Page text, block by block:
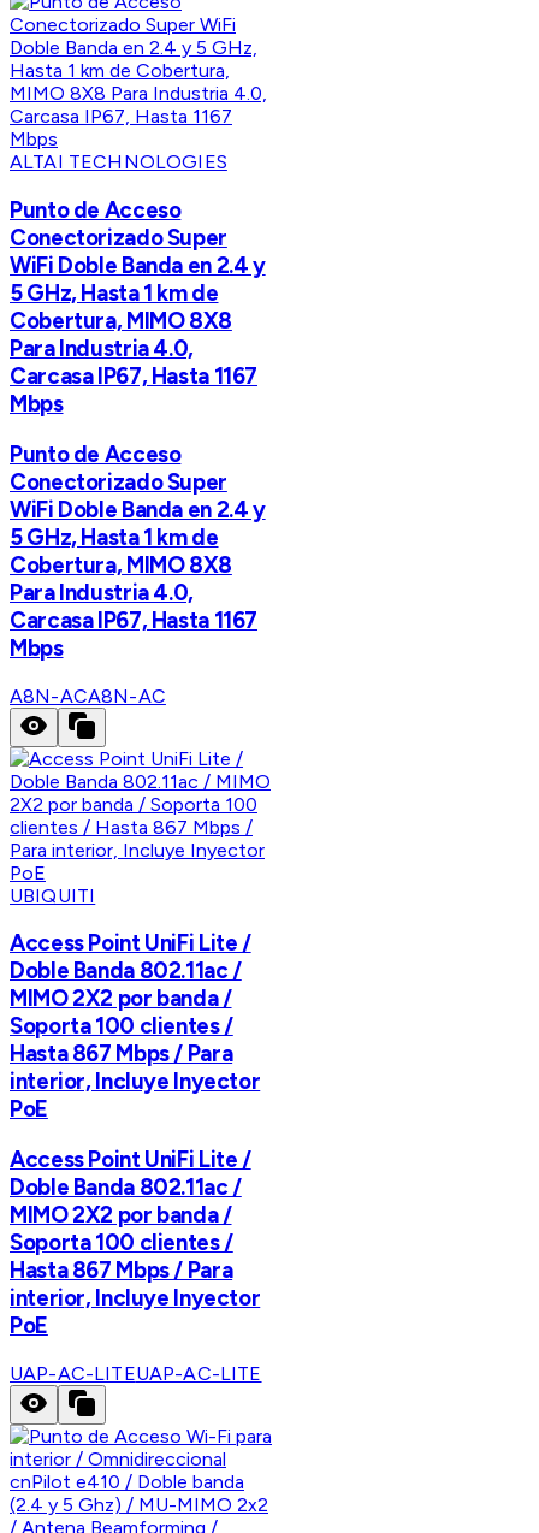
ALTAI TECHNOLOGIES
Punto de Acceso
Conectorizado Super
WiFi Doble Banda en 2.4 y
5 GHz, Hasta 1 km de
Cobertura, MIMO 8X8
Para Industria 4.0,
Carcasa IP67, Hasta 1167
Mbps
Punto de Acceso
Conectorizado Super
WiFi Doble Banda en 2.4 y
5 GHz, Hasta 1 km de
Cobertura, MIMO 8X8
Para Industria 4.0,
Carcasa IP67, Hasta 1167
Mbps
A8N-ACA8N-AC
UBIQUITI
Access Point UniFi Lite /
Doble Banda 802.11ac /
MIMO 2X2 por banda /
Soporta 100 clientes /
Hasta 867 Mbps / Para
interior, Incluye Inyector
PoE
Access Point UniFi Lite /
Doble Banda 802.11ac /
MIMO 2X2 por banda /
Soporta 100 clientes /
Hasta 867 Mbps / Para
interior, Incluye Inyector
PoE
UAP-AC-LITEUAP-AC-LITE